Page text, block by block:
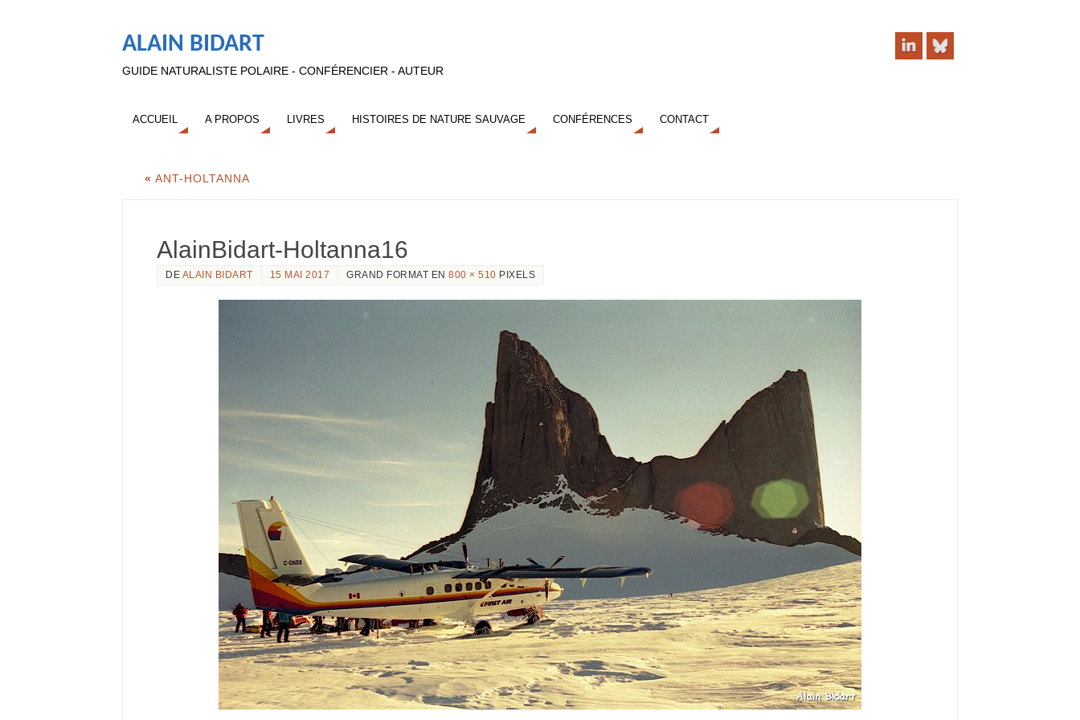
ALAIN BIDART
GUIDE NATURALISTE POLAIRE - CONFÉRENCIER - AUTEUR
ACCUEIL A PROPOS LIVRES HISTOIRES DE NATURE SAUVAGE CONFÉRENCES CONTACT
« ANT-HOLTANNA
AlainBidart-Holtanna16
DE ALAIN BIDART 15 MAI 2017 GRAND FORMAT EN 800 × 510 PIXELS